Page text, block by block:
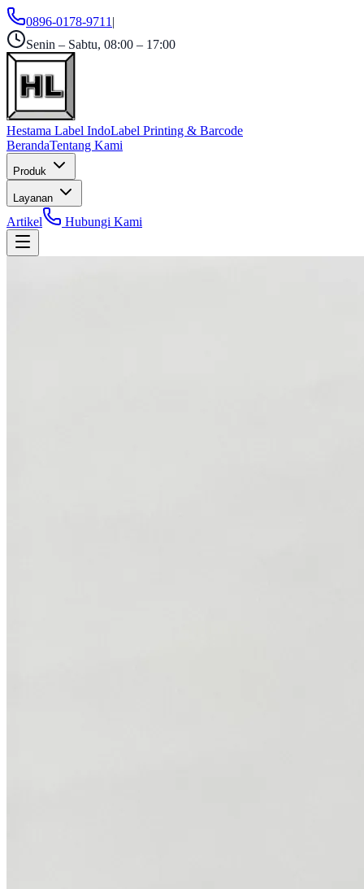
0896-0178-9711 |
Senin – Sabtu, 08:00 – 17:00
Hestama Label IndoLabel Printing & Barcode
BerandaTentang Kami
Produk
Layanan
Artikel Hubungi Kami